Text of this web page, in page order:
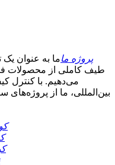
پروژه ماما به عنوان یک
طیف کاملی از محصولات
می‌دهیم. با کنترل
بین‌المللی، ما از پروژه‌های